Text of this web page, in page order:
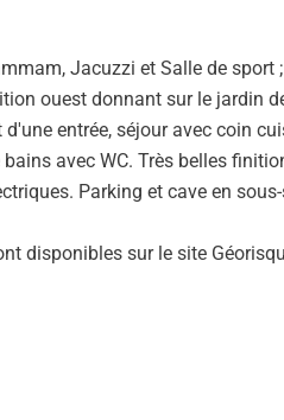
Jacuzzi et Salle de sport
ouest donnant sur le jardin
entrée, séjour avec coin
avec WC. Très belles
Parking et cave en
disponibles sur le site